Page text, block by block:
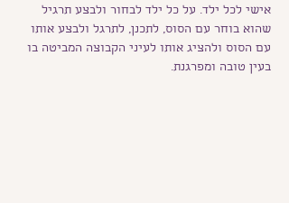
אישי לכל ילד. על כל ילד לבחור ולבצע תרגיל
שהוא בוחר עם הסוס, לתכנן, לתרגל ולבצע אותו
עם הסוס ולהציג אותו לעיני הקבוצה המביטה בו
בעין טובה ומפרגנת.